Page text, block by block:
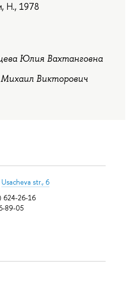
Usacheva str., 6
26-16
89-05
Н., 1978
Юлия Вахтанговна
Викторович